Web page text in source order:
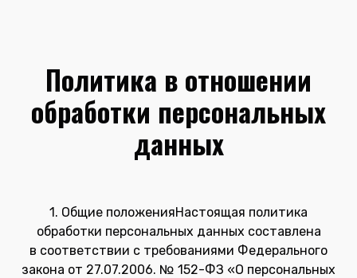
Политика в отношении
обработки персональных
данных
1. Общие положенияНастоящая политика
обработки персональных данных составлена
в соответствии с требованиями Федерального
закона от 27.07.2006. № 152-ФЗ «О персональных